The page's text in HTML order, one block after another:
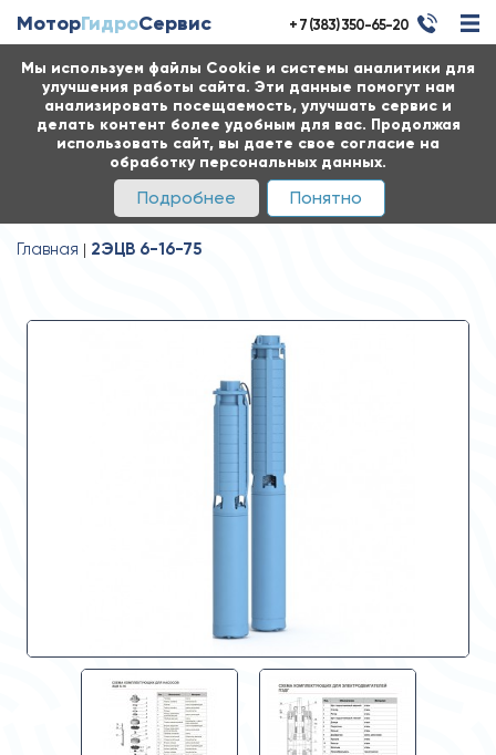
Мы используем файлы Cookie и системы аналитики для
улучшения работы сайта. Эти данные помогут нам
анализировать посещаемость, улучшать сервис и
делать контент более удобным для вас. Продолжая
использовать сайт, вы даете свое согласие на
обработку персональных данных.
Подробнее Понятно
МоторГидроСервис + 7 (383) 350-65-20
Главная 2ЭЦВ 6-16-75